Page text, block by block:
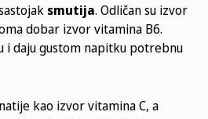
smutija. Odličan su izvor
dobar izvor vitamina B6.
i daju gustom napitku potrebnu
kao izvor vitamina C, a